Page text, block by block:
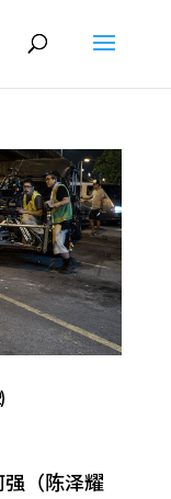
（陈泽耀